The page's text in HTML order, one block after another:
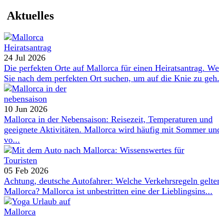
Aktuelles
24 Jul 2026
Die perfekten Orte auf Mallorca für einen Heiratsantrag.
Sie nach dem perfekten Ort suchen, um auf die Knie zu
10 Jun 2026
Mallorca in der Nebensaison: Reisezeit, Temperaturen und
geeignete Aktivitäten. Mallorca wird häufig mit Sommer
vo...
05 Feb 2026
Achtung, deutsche Autofahrer: Welche Verkehrsregeln
Mallorca? Mallorca ist unbestritten eine der Lieblingsins...